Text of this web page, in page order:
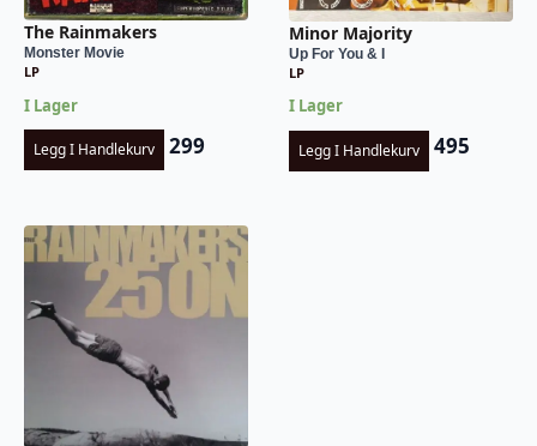
The Rainmakers
Monster Movie
LP
I Lager
Legg I Handlekurv 299
Minor Majority
Up For You & I
LP
I Lager
Legg I Handlekurv 495